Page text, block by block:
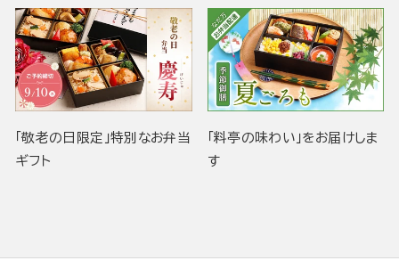
「敬老の日限定」特別なお弁当
ギフト
「料亭の味わい」をお届けしま
す